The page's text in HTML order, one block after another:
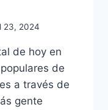
23, 2024
de hoy en
de
a través de
gente